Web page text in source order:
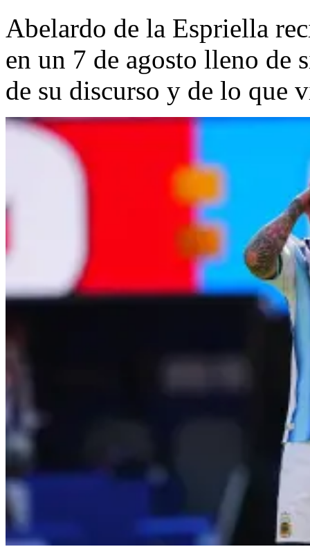
Abelardo de la Espriella
en un 7 de agosto lleno de
de su discurso y de lo que